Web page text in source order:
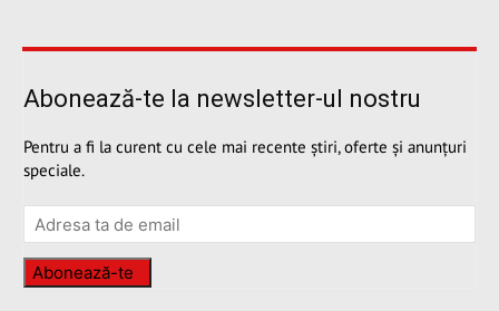
Abonează-te la newsletter-ul nostru
Pentru a fi la curent cu cele mai recente știri, oferte și anunțuri
speciale.
Abonează-te